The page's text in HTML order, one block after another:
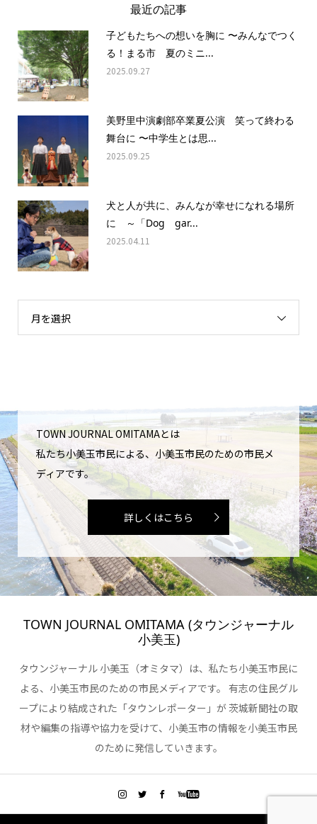
最近の記事
子どもたちへの想いを胸に 〜みんなでつく
る！まる市 夏のミニ...
2025.09.27
美野里中演劇部卒業夏公演 笑って終わる
舞台に 〜中学生とは思...
2025.09.25
犬と人が共に、みんなが幸せになれる場所
に ～「Dog gar...
2025.04.11
月を選択
TOWN JOURNAL OMITAMAとは
私たち小美玉市民による、小美玉市民のための市民メ
ディアです。
詳しくはこちら
TOWN JOURNAL OMITAMA (タウンジャーナル
小美玉)
タウンジャーナル 小美玉（オミタマ）は、私たち小美玉市民に
よる、小美玉市民のための市民メディアです。 有志の住民グル
ープにより結成された「タウンレポーター」が 茨城新聞社の取
材や編集の指導や協力を受けて、小美玉市の情報を小美玉市民
のために発信していきます。